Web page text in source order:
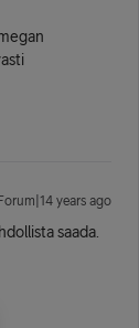
years ago
saada.